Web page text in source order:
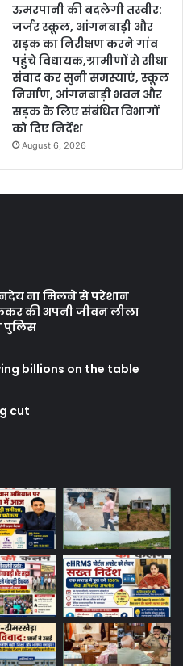
ऊमरपानी की बदलेगी तस्वीर:
जर्जर स्कूल, आंगनबाड़ी और
सड़क का निरीक्षण करने गांव
पहुंचे विधायक,ग्रामीणों से सीधा
संवाद कर सुनी समस्याएं, स्कूल
निर्माण, आंगनबाड़ी भवन और
सड़क के लिए संबंधित विभागों
को दिए निर्देश
August 6, 2026
ना मिलने से परेशान
की अपनी जीवन लीला
पुलिस
billions on the table
cut